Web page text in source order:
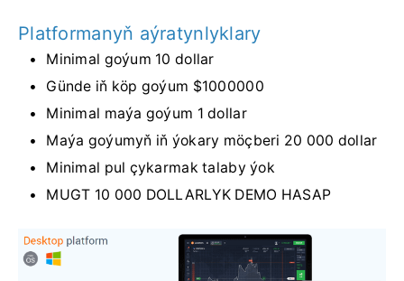
Platformanyň aýratynlyklary
Minimal goýum 10 dollar
Günde iň köp goýum $1000000
Minimal maýa goýum 1 dollar
Maýa goýumyň iň ýokary möçberi 20 000 dollar
Minimal pul çykarmak talaby ýok
MUGT 10 000 DOLLARLYK DEMO HASAP